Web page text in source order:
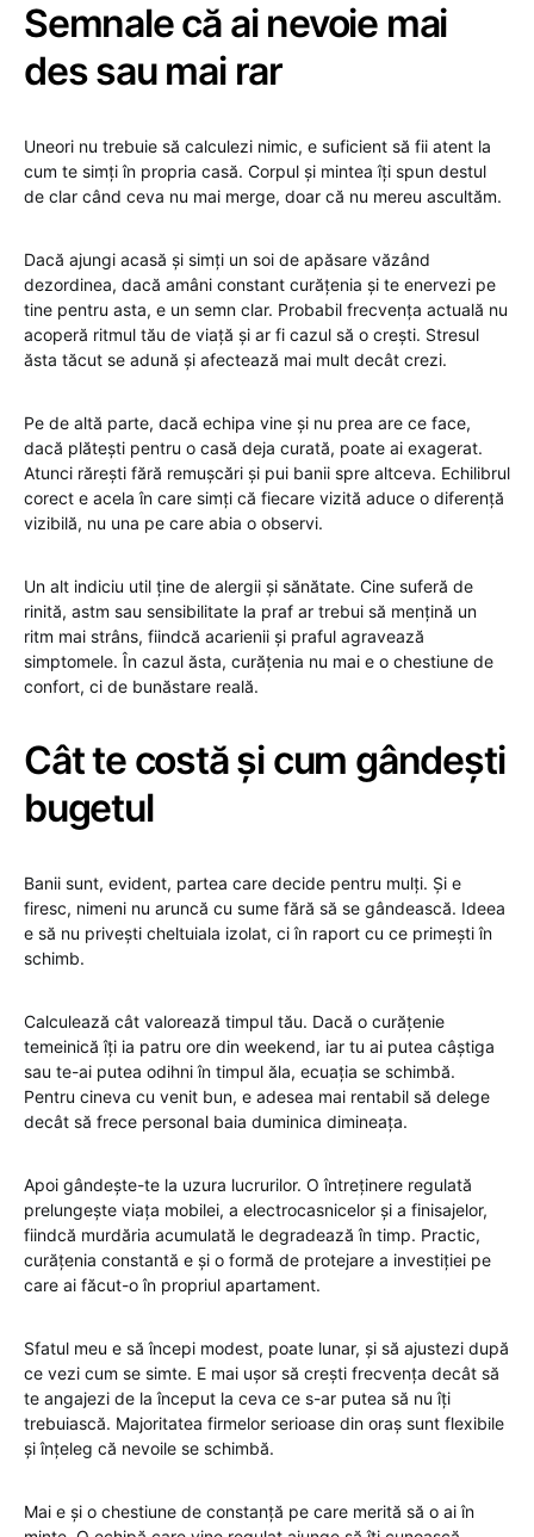
Semnale că ai nevoie mai
des sau mai rar
Uneori nu trebuie să calculezi nimic, e suficient să fii atent la
cum te simți în propria casă. Corpul și mintea îți spun destul
de clar când ceva nu mai merge, doar că nu mereu ascultăm.
Dacă ajungi acasă și simți un soi de apăsare văzând
dezordinea, dacă amâni constant curățenia și te enervezi pe
tine pentru asta, e un semn clar. Probabil frecvența actuală nu
acoperă ritmul tău de viață și ar fi cazul să o crești. Stresul
ăsta tăcut se adună și afectează mai mult decât crezi.
Pe de altă parte, dacă echipa vine și nu prea are ce face,
dacă plătești pentru o casă deja curată, poate ai exagerat.
Atunci rărești fără remușcări și pui banii spre altceva. Echilibrul
corect e acela în care simți că fiecare vizită aduce o diferență
vizibilă, nu una pe care abia o observi.
Un alt indiciu util ține de alergii și sănătate. Cine suferă de
rinită, astm sau sensibilitate la praf ar trebui să mențină un
ritm mai strâns, fiindcă acarienii și praful agravează
simptomele. În cazul ăsta, curățenia nu mai e o chestiune de
confort, ci de bunăstare reală.
Cât te costă și cum gândești
bugetul
Banii sunt, evident, partea care decide pentru mulți. Și e
firesc, nimeni nu aruncă cu sume fără să se gândească. Ideea
e să nu privești cheltuiala izolat, ci în raport cu ce primești în
schimb.
Calculează cât valorează timpul tău. Dacă o curățenie
temeinică îți ia patru ore din weekend, iar tu ai putea câștiga
sau te-ai putea odihni în timpul ăla, ecuația se schimbă.
Pentru cineva cu venit bun, e adesea mai rentabil să delege
decât să frece personal baia duminica dimineața.
Apoi gândește-te la uzura lucrurilor. O întreținere regulată
prelungește viața mobilei, a electrocasnicelor și a finisajelor,
fiindcă murdăria acumulată le degradează în timp. Practic,
curățenia constantă e și o formă de protejare a investiției pe
care ai făcut-o în propriul apartament.
Sfatul meu e să începi modest, poate lunar, și să ajustezi după
ce vezi cum se simte. E mai ușor să crești frecvența decât să
te angajezi de la început la ceva ce s-ar putea să nu îți
trebuiască. Majoritatea firmelor serioase din oraș sunt flexibile
și înțeleg că nevoile se schimbă.
Mai e și o chestiune de constanță pe care merită să o ai în